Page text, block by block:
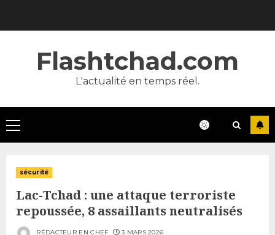
Flashtchad.com
L'actualité en temps réel.
Primary
Menu
sécurité
Lac-Tchad : une attaque terroriste
repoussée, 8 assaillants neutralisés
RÉDACTEUR EN CHEF 3 MARS 2026